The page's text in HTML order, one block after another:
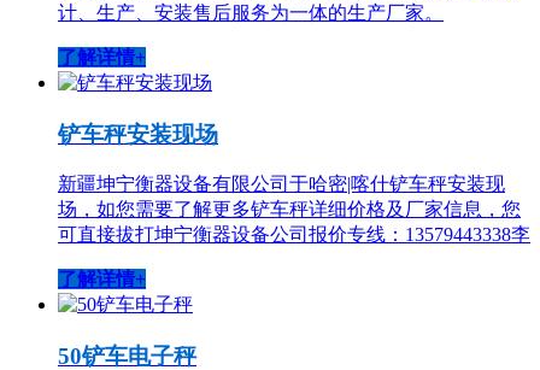
计、生产、安装售后服务为一体的生产厂家。
了解详情+
铲车秤安装现场
新疆坤宁衡器设备有限公司于哈密|喀什铲车秤安装现
场，如您需要了解更多铲车秤详细价格及厂家信息，您
可直接拔打坤宁衡器设备公司报价专线：13579443338李
了解详情+
50铲车电子秤